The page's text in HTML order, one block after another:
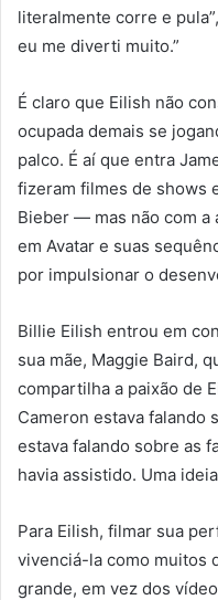
literalmente corre e
eu me diverti muito.”
É claro que Eilish não
ocupada demais se
palco. É aí que entra
fizeram filmes de shows
Bieber — mas não com a
em Avatar e suas
por impulsionar o
Billie Eilish entrou em
sua mãe, Maggie Baird,
compartilha a paixão de
Cameron estava falando
estava falando sobre as
havia assistido. Uma
Para Eilish, filmar sua
vivenciá-la como muitos
grande, em vez dos